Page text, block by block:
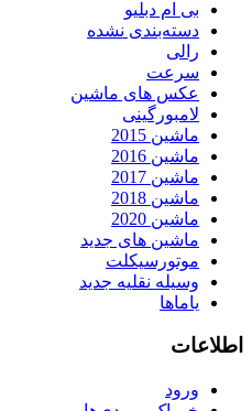
بی ام دبلیو
دسته‌بندی نشده
رالی
سرعت
عکس های ماشین
لامبورگینی
ماشین 2015
ماشین 2016
ماشین 2017
ماشین 2018
ماشین 2020
ماشین های جدید
موتورسیکلت
وسیله نقلیه جدید
یاماها
اطلاعات
ورود